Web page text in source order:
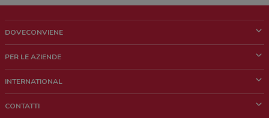
DOVECONVIENE
Chi siamo
Lavora con noi
PER LE AZIENDE
Richieste commerciali e marketing
INTERNATIONAL
CONTATTI